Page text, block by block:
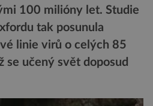
100 milióny let. Studie
tak posunula
linie virů o celých 85
se učený svět doposud